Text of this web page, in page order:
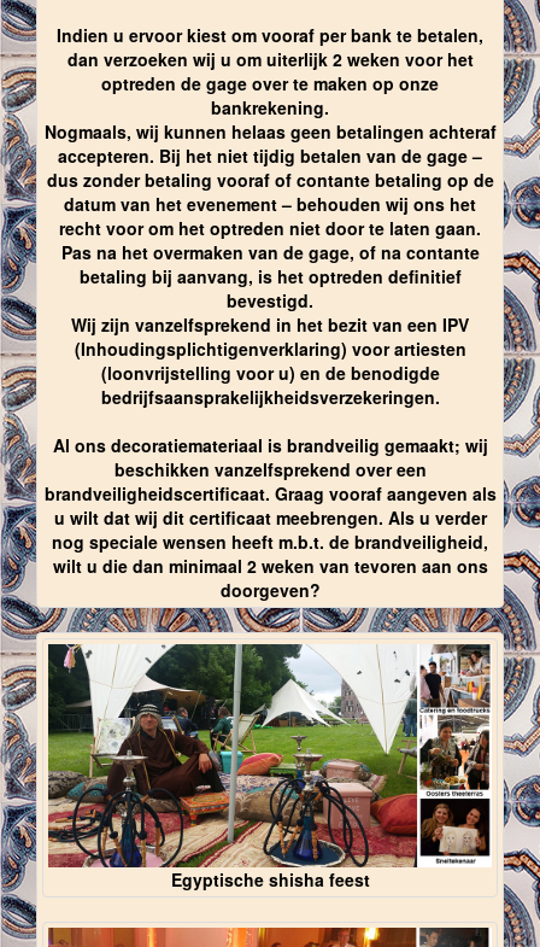
Indien u ervoor kiest om vooraf per bank te betalen,
dan verzoeken wij u om uiterlijk 2 weken voor het
optreden de gage over te maken op onze
bankrekening.
Nogmaals, wij kunnen helaas geen betalingen achteraf
accepteren. Bij het niet tijdig betalen van de gage –
dus zonder betaling vooraf of contante betaling op de
datum van het evenement – behouden wij ons het
recht voor om het optreden niet door te laten gaan.
Pas na het overmaken van de gage, of na contante
betaling bij aanvang, is het optreden definitief
bevestigd.
Wij zijn vanzelfsprekend in het bezit van een IPV
(Inhoudingsplichtigenverklaring) voor artiesten
(loonvrijstelling voor u) en de benodigde
bedrijfsaansprakelijkheidsverzekeringen.
Al ons decoratiemateriaal is brandveilig gemaakt; wij
beschikken vanzelfsprekend over een
brandveiligheidscertificaat. Graag vooraf aangeven als
u wilt dat wij dit certificaat meebrengen. Als u verder
nog speciale wensen heeft m.b.t. de brandveiligheid,
wilt u die dan minimaal 2 weken van tevoren aan ons
doorgeven?
Egyptische shisha feest